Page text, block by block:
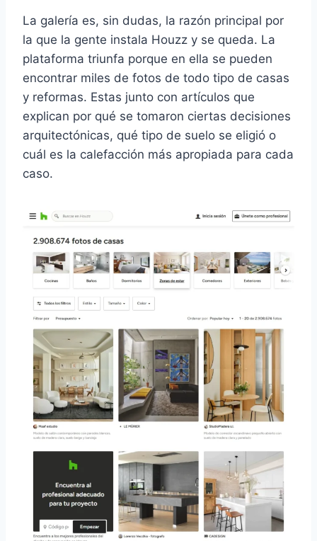
La galería es, sin dudas, la razón principal por
la que la gente instala Houzz y se queda. La
plataforma triunfa porque en ella se pueden
encontrar miles de fotos de todo tipo de casas
y reformas. Estas junto con artículos que
explican por qué se tomaron ciertas decisiones
arquitectónicas, qué tipo de suelo se eligió o
cuál es la calefacción más apropiada para cada
caso.